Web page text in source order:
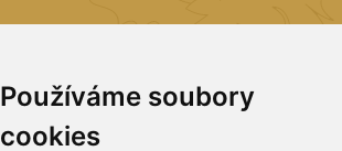
Používáme soubory
cookies